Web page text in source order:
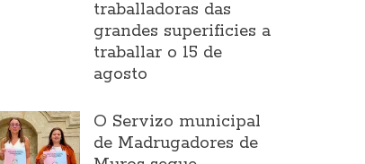
traballadoras das
grandes superificies a
traballar o 15 de
agosto
O Servizo municipal
de Madrugadores de